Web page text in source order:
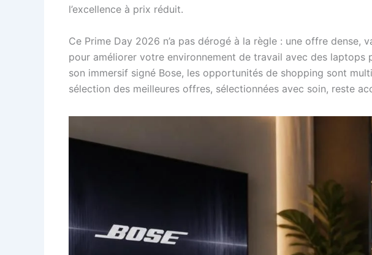
l’excellence à prix réduit.
Ce Prime Day 2026 n’a pas dérogé à la règle : une offre
pour améliorer votre environnement de travail avec des
son immersif signé Bose, les opportunités de shopping sont
sélection des meilleures offres, sélectionnées avec soin, reste